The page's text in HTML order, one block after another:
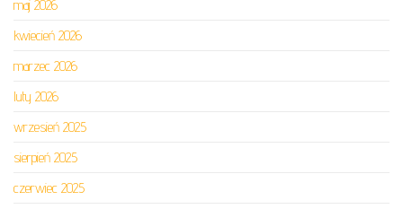
maj 2026
kwiecień 2026
marzec 2026
luty 2026
wrzesień 2025
sierpień 2025
czerwiec 2025